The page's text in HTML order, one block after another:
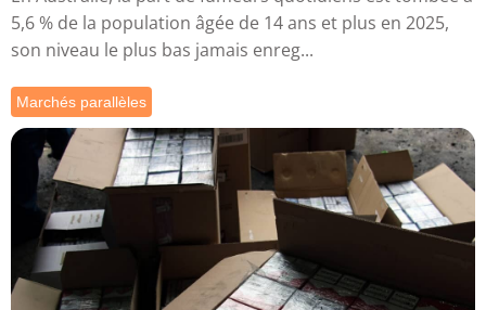
5,6 % de la population âgée de 14 ans et plus en 2025,
son niveau le plus bas jamais enreg...
Marchés parallèles